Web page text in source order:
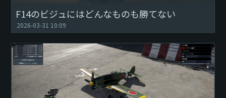
F14のビジュにはどんなものも勝てない
2026-03-31 10:09